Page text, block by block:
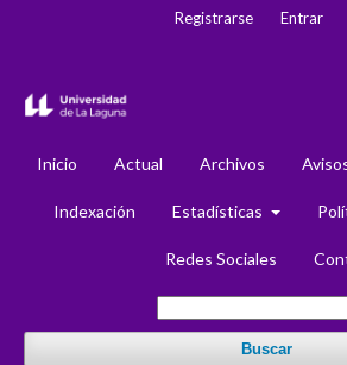
Inicio Actual Archivos
Indexación Estadísticas
Redes Sociales
Buscar
Registrarse Entrar